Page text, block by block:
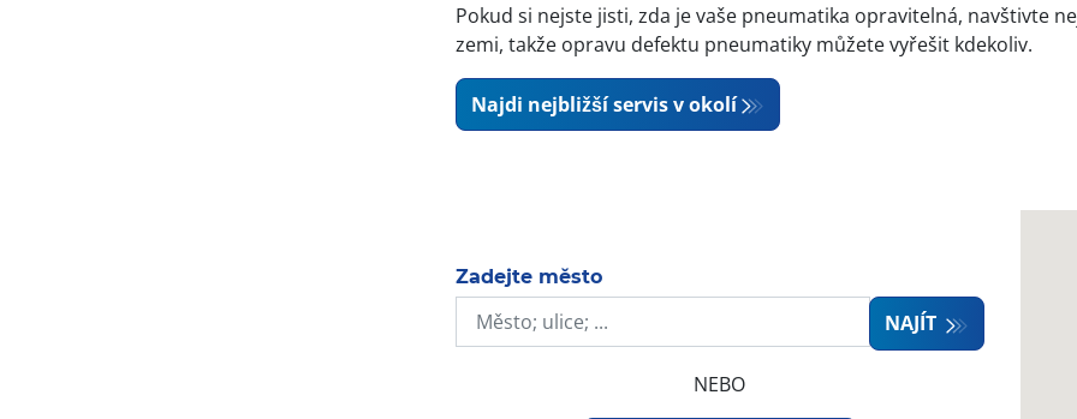
Pokud si nejste jisti, zda je vaše pneumatika opravitelná, navštivte
zemi, takže opravu defektu pneumatiky můžete vyřešit kdekoliv.
Najdi nejbližší servis v okolí
Zadejte město
NAJÍT
NEBO